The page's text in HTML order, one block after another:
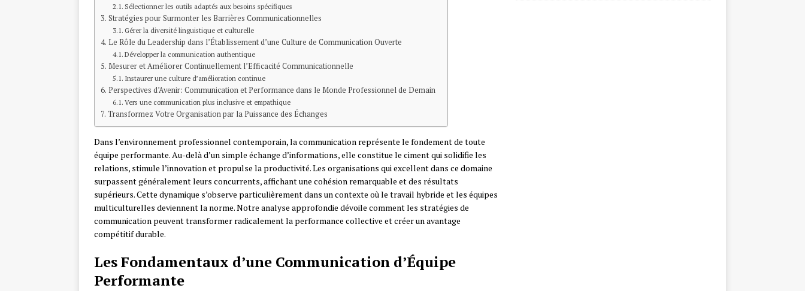
Sélectionner les outils adaptés aux besoins spécifiques
Stratégies pour Surmonter les Barrières Communicationnelles
Gérer la diversité linguistique et culturelle
Le Rôle du Leadership dans l’Établissement d’une Culture de Communication Ouverte
Développer la communication authentique
Mesurer et Améliorer Continuellement l’Efficacité Communicationnelle
Instaurer une culture d’amélioration continue
Perspectives d’Avenir: Communication et Performance dans le Monde Professionnel de Demain
Vers une communication plus inclusive et empathique
Transformez Votre Organisation par la Puissance des Échanges
Dans l’environnement professionnel contemporain, la communication représente le fondement de toute
équipe performante. Au-delà d’un simple échange d’informations, elle constitue le ciment qui solidifie les
relations, stimule l’innovation et propulse la productivité. Les organisations qui excellent dans ce domaine
surpassent généralement leurs concurrents, affichant une cohésion remarquable et des résultats
supérieurs. Cette dynamique s’observe particulièrement dans un contexte où le travail hybride et les équipes
multiculturelles deviennent la norme. Notre analyse approfondie dévoile comment les stratégies de
communication peuvent transformer radicalement la performance collective et créer un avantage
compétitif durable.
Les Fondamentaux d’une Communication d’Équipe
Performante